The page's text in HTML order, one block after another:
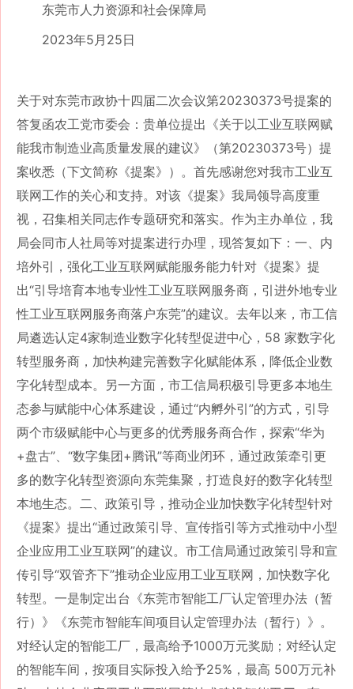
东莞市人力资源和社会保障局
2023年5月25日
关于对东莞市政协十四届二次会议第20230373号提案的
答复函农工党市委会：贵单位提出《关于以工业互联网赋
能我市制造业高质量发展的建议》（第20230373号）提
案收悉（下文简称《提案》）。首先感谢您对我市工业互
联网工作的关心和支持。对该《提案》我局领导高度重
视，召集相关同志作专题研究和落实。作为主办单位，我
局会同市人社局等对提案进行办理，现答复如下：一、内
培外引，强化工业互联网赋能服务能力针对《提案》提
出“引导培育本地专业性工业互联网服务商，引进外地专业
性工业互联网服务商落户东莞”的建议。去年以来，市工信
局遴选认定4家制造业数字化转型促进中心，58 家数字化
转型服务商，加快构建完善数字化赋能体系，降低企业数
字化转型成本。另一方面，市工信局积极引导更多本地生
态参与赋能中心体系建设，通过“内孵外引”的方式，引导
两个市级赋能中心与更多的优秀服务商合作，探索“华为
+盘古”、“数字集团+腾讯”等商业闭环，通过政策牵引更
多的数字化转型资源向东莞集聚，打造良好的数字化转型
本地生态。二、政策引导，推动企业加快数字化转型针对
《提案》提出“通过政策引导、宣传指引等方式推动中小型
企业应用工业互联网”的建议。市工信局通过政策引导和宣
传引导“双管齐下”推动企业应用工业互联网，加快数字化
转型。一是制定出台《东莞市智能工厂认定管理办法（暂
行）》《东莞市智能车间项目认定管理办法（暂行）》。
对经认定的智能工厂，最高给予1000万元奖励；对经认定
的智能车间，按项目实际投入给予25%，最高 500万元补